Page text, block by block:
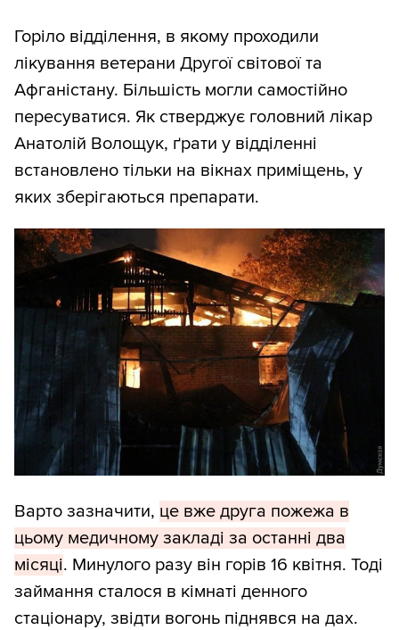
Горіло відділення, в якому проходили
лікування ветерани Другої світової та
Афганістану. Більшість могли самостійно
пересуватися. Як стверджує головний лікар
Анатолій Волощук, ґрати у відділенні
встановлено тільки на вікнах приміщень, у
яких зберігаються препарати.
Варто зазначити, це вже друга пожежа в
цьому медичному закладі за останні два
місяці. Минулого разу він горів 16 квітня. Тоді
займання сталося в кімнаті денного
стаціонару, звідти вогонь піднявся на дах.